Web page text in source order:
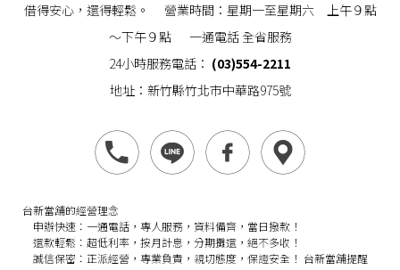
借得安心，還得輕鬆。 營業時間：星期一至星期六 上午９點
～下午９點 一通電話 全省服務
24小時服務電話： (03)554-2211
地址：新竹縣竹北市中華路975號
台新當舖的經營理念
申辦快速： 一通電話，專人服務，資料備齊，當日撥款！
還款輕鬆： 超低利率，按月計息，分期攤還，絕不多收！
誠信保密： 正派經營，專業負責，親切態度，保證安全！ 台新當舖提醒